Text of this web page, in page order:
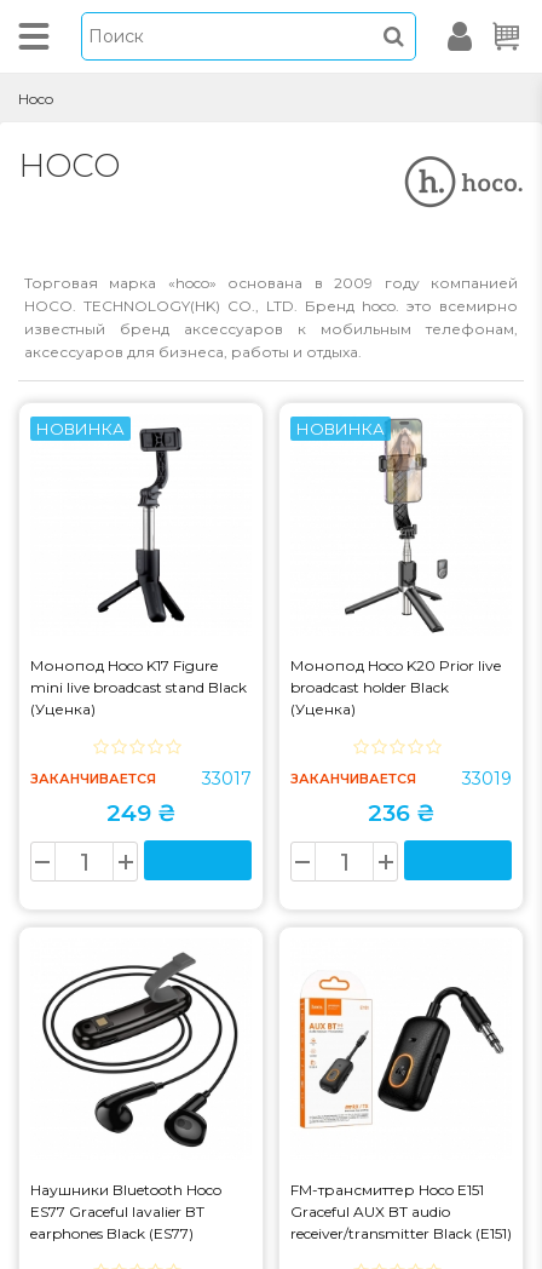
Hoco
HOCO
Торговая марка «hoco» основана в 2009 году компанией
HOCO. TECHNOLOGY(HK) CO., LTD. Бренд hoco. это всемирно
известный бренд аксессуаров к мобильным телефонам,
аксессуаров для бизнеса, работы и отдыха.
НОВИНКА
Монопод Hoco K17 Figure
mini live broadcast stand Black
(Уценка)
ЗАКАНЧИВАЕТСЯ 33017
249 ₴
НОВИНКА
Монопод Hoco K20 Prior live
broadcast holder Black
(Уценка)
ЗАКАНЧИВАЕТСЯ 33019
236 ₴
Наушники Bluetooth Hoco
ES77 Graceful lavalier BT
earphones Black (ES77)
FM-трансмиттер Hoco E151
Graceful AUX BT audio
receiver/transmitter Black (E151)